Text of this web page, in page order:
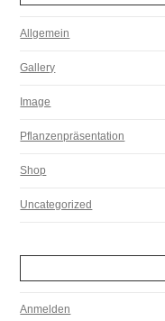
Allgemein
Gallery
Image
Pflanzenpräsentation
Shop
Uncategorized
Anmelden